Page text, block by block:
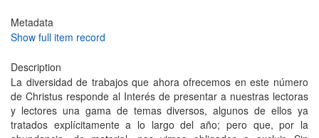
Metadata
Show full item record
Description
La diversidad de trabajos que ahora ofrecemos en este número
de Christus responde al Interés de presentar a nuestras lectoras
y lectores una gama de temas diversos, algunos de ellos ya
tratados explícitamente a lo largo del año; pero que, por la